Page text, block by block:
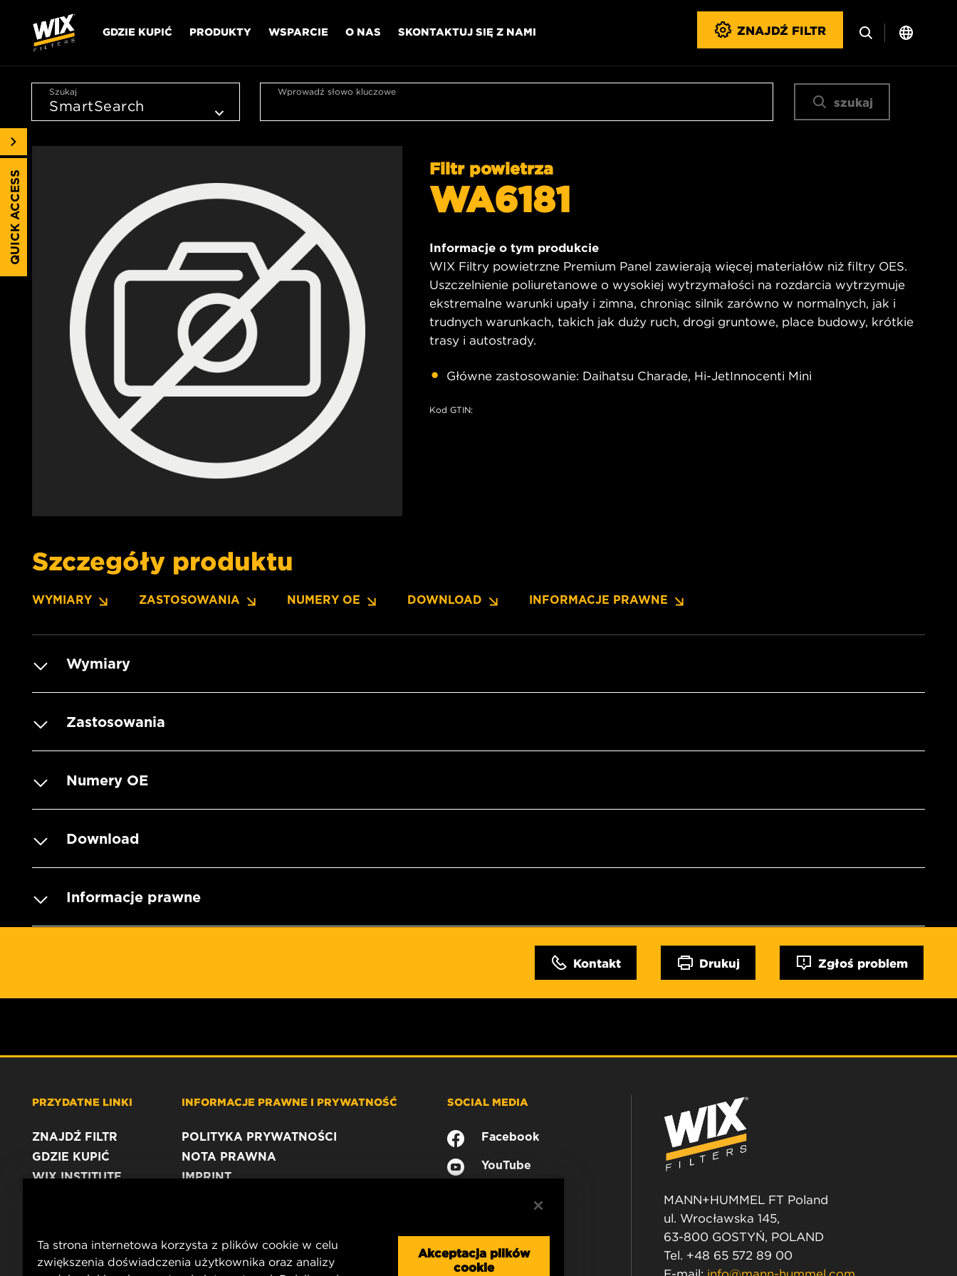
GDZIE KUPIĆ PRODUKTY WSPARCIE O NAS SKONTAKTUJ SIĘ Z NAMI ZNAJDŹ FILTR
Szukaj Wprowadź słowo kluczowe
szukaj
Filtr powietrza
WA6181
Informacje o tym produkcie
WIX Filtry powietrzne Premium Panel zawierają więcej materiałów niż filtry OES.
Uszczelnienie poliuretanowe o wysokiej wytrzymałości na rozdarcia wytrzymuje
ekstremalne warunki upały i zimna, chroniąc silnik zarówno w normalnych, jak i
trudnych warunkach, takich jak duży ruch, drogi gruntowe, place budowy, krótkie
trasy i autostrady.
Główne zastosowanie: Daihatsu Charade, Hi-JetInnocenti Mini
Kod GTIN:
Szczegóły produktu
WYMIARY ZASTOSOWANIA NUMERY OE DOWNLOAD INFORMACJE PRAWNE
Wymiary
Zastosowania
Numery OE
Download
Informacje prawne
Kontakt Drukuj Zgłoś problem
QUICK ACCESS
PRZYDATNE LINKI
ZNAJDŹ FILTR
GDZIE KUPIĆ
WIX INSTITUTE
INFORMACJE PRAWNE I PRYWATNOŚĆ
POLITYKA PRYWATNOŚCI
NOTA PRAWNA
IMPRINT
SOCIAL MEDIA
Facebook
YouTube
MANN+HUMMEL FT Poland
ul. Wrocławska 145,
63-800 GOSTYŃ, POLAND
Tel. +48 65 572 89 00
Ta strona internetowa korzysta z plików cookie w celu
zwiększenia doświadczenia użytkownika oraz analizy
Akceptacja plików
cookie